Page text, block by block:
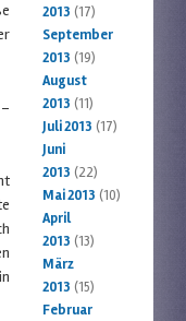
2013 (17)
September
2013 (19)
August
2013 (11)
Juli 2013 (17)
Juni
2013 (22)
Mai 2013 (10)
April
2013 (13)
März
2013 (15)
Februar